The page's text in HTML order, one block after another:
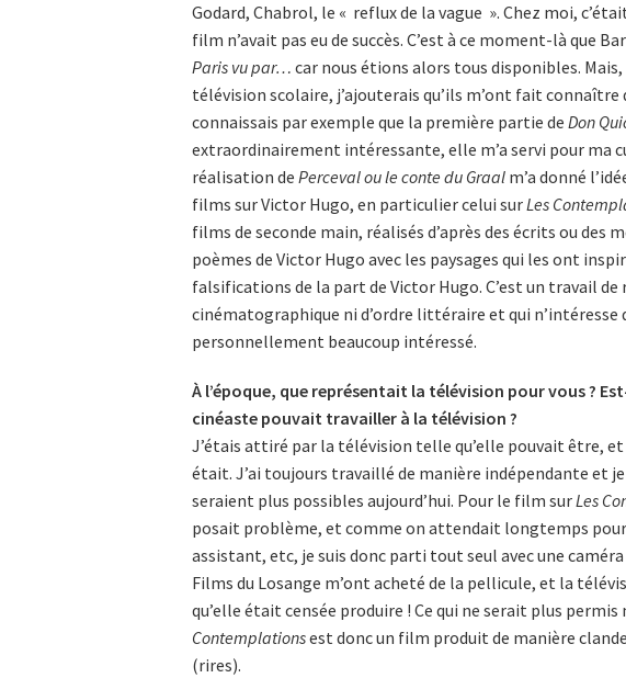
Godard, Chabrol, le « reflux de la vague ». Chez moi,
film n’avait pas eu de succès. C’est à ce moment-là que
Paris vu par… car nous étions alors tous disponibles.
télévision scolaire, j’ajouterais qu’ils m’ont fait connaître
connaissais par exemple que la première partie de Don
extraordinairement intéressante, elle m’a servi pour ma
réalisation de Perceval ou le conte du Graal m’a donné
films sur Victor Hugo, en particulier celui surLes
films de seconde main, réalisés d’après des écrits ou des
poèmes de Victor Hugo avec les paysages qui les ont
falsifications de la part de Victor Hugo. C’est un travail de
cinématographique ni d’ordre littéraire et qui n’intéresse
personnellement beaucoup intéressé.
À l’époque, que représentait la télévision pour vous ?
cinéaste pouvait travailler à la télévision ?
J’étais attiré par la télévision telle qu’elle pouvait être,
était. J’ai toujours travaillé de manière indépendante et je
seraient plus possibles aujourd’hui. Pour le film surLes
posait problème, et comme on attendait longtemps
assistant, etc, je suis donc parti tout seul avec une
Films du Losange m’ont acheté de la pellicule, et la
qu’elle était censée produire ! Ce qui ne serait plus
Contemplationsest donc un film produit de manière
(rires).